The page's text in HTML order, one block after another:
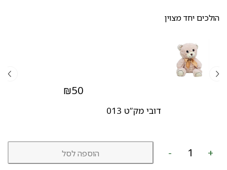
הולכים יחד מצוין
דובי מק”ט 013
₪50
-
כמות
סידור
+ הוספה לסל